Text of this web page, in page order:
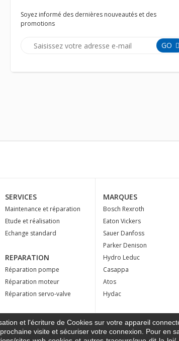
Soyez informé des dernières nouveautés et des
promotions
GO
SERVICES
Maintenance et réparation
Etude et réalisation
Echange standard
REPARATION
Réparation pompe
Réparation moteur
Réparation servo-valve
MARQUES
Bosch Rexroth
Eaton Vickers
Sauer Danfoss
Parker Denison
Hydro Leduc
Casappa
Atos
Hydac
et l'écriture de Cookies sur votre appareil
visite et sécuriser votre connexion. Pour en